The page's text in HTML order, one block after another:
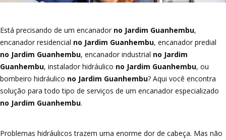
Está precisando de um encanador no Jardim Guanhembu,
encanador residencial no Jardim Guanhembu, encanador predial
no Jardim Guanhembu, encanador industrial no Jardim
Guanhembu, instalador hidráulico no Jardim Guanhembu, ou
bombeiro hidráulico no Jardim Guanhembu? Aqui você encontra
solução para todo tipo de serviços de um encanador especializado
no Jardim Guanhembu.
Problemas hidráulicos trazem uma enorme dor de cabeça. Mas não